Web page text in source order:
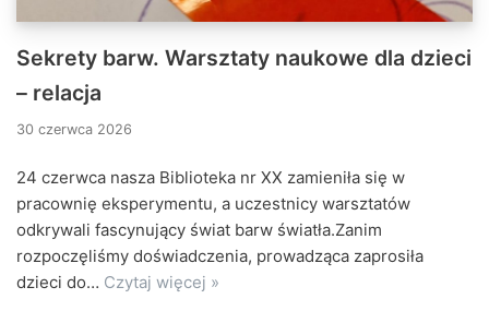
Sekrety barw. Warsztaty naukowe dla dzieci
– relacja
30 czerwca 2026
24 czerwca nasza Biblioteka nr XX zamieniła się w
pracownię eksperymentu, a uczestnicy warsztatów
odkrywali fascynujący świat barw światła.Zanim
rozpoczęliśmy doświadczenia, prowadząca zaprosiła
dzieci do… Czytaj więcej »